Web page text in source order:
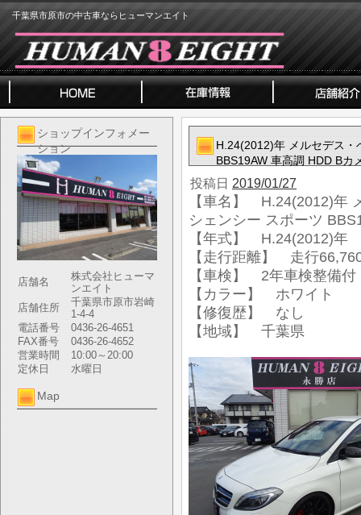
千葉県市原市の中古車ならヒューマンエイト
ショップインフォメー
ション
店舗名
株式会社ヒューマ
ンエイト
店舗住所
千葉県市原市岩崎
1-4-4
電話番号
0436-26-4651
FAX番号
0436-26-4652
営業時間
10:00～20:00
定休日
水曜日
Map
H.24(2012)年 メルセデス
BBS19AW 車高調 HDD Bカ
投稿日 2019/01/27
【車名】 H.24(2012)年
シェンシー スポーツ
【年式】 H.24(2012)年
【走行距離】 走行
【車検】 2年車検整備付
【カラー】 ホワイト
【修復歴】 なし
【地域】 千葉県